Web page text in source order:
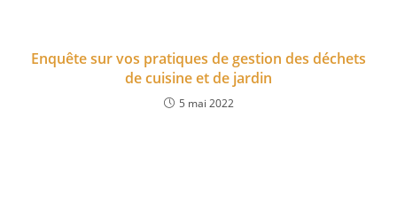
Enquête sur vos pratiques de gestion des déchets
de cuisine et de jardin
5 mai 2022